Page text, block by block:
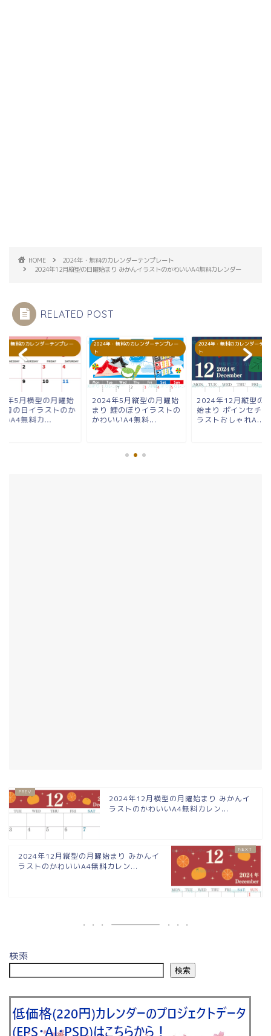
HOME
2024年・無料のカレンダーテンプレート
2024年12月縦型の日曜始まり みかんイラストのかわいいA4無料カレンダー
RELATED POST
・無料のカレンダーテンプレー
年5月横型の月曜始
母の日イラストのか
いA4無料カ...
2024年・無料のカレンダーテンプレー
ト
2024年5月縦型の月曜始
まり 鯉のぼりイラストの
かわいいA4無料...
2024年・無料のカレンダーテン
ト
2024年12月縦型の
始まり ポインセチ
ラストおしゃれA...
2024年12月横型の月曜始まり みかんイ
ラストのかわいいA4無料カレン...
2024年12月縦型の月曜始まり みかんイ
ラストのかわいいA4無料カレン...
検索
検索